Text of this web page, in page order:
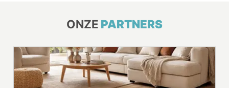
ONZE PARTNERS